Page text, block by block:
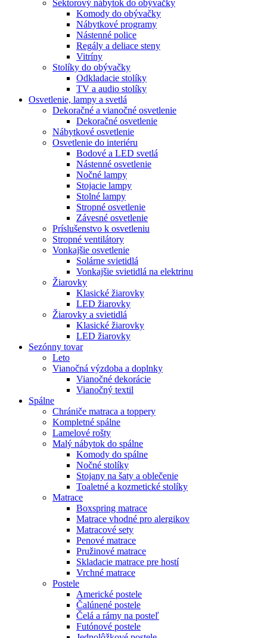
Sektorový nábytok do obývačky
Komody do obývačky
Nábytkové programy
Nástenné police
Regály a deliace steny
Vitríny
Stolíky do obývačky
Odkladacie stolíky
TV a audio stolíky
Osvetlenie, lampy a svetlá
Dekoračné a vianočné osvetlenie
Dekoračné osvetlenie
Nábytkové osvetlenie
Osvetlenie do interiéru
Bodové a LED svetlá
Nástenné osvetlenie
Nočné lampy
Stojacie lampy
Stolné lampy
Stropné osvetlenie
Závesné osvetlenie
Príslušenstvo k osvetleniu
Stropné ventilátory
Vonkajšie osvetlenie
Solárne svietidlá
Vonkajšie svietidlá na elektrinu
Žiarovky
Klasické žiarovky
LED žiarovky
Žiarovky a svietidlá
Klasické žiarovky
LED žiarovky
Sezónny tovar
Leto
Vianočná výzdoba a doplnky
Vianočné dekorácie
Vianočný textil
Spálne
Chrániče matraca a toppery
Kompletné spálne
Lamelové rošty
Malý nábytok do spálne
Komody do spálne
Nočné stolíky
Stojany na šaty a oblečenie
Toaletné a kozmetické stolíky
Matrace
Boxspring matrace
Matrace vhodné pro alergikov
Matracové sety
Penové matrace
Pružinové matrace
Skladacie matrace pre hostí
Vrchné matrace
Postele
Americké postele
Čalúnené postele
Čelá a rámy na posteľ
Futónové postele